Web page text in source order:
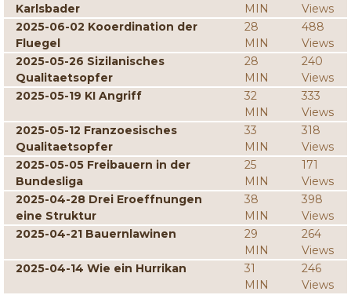
Karlsbader
MIN
Views
2025-06-02 Kooerdination der
Fluegel
28
MIN
488
Views
2025-05-26 Sizilanisches
Qualitaetsopfer
28
MIN
240
Views
2025-05-19 KI Angriff
32
MIN
333
Views
2025-05-12 Franzoesisches
Qualitaetsopfer
33
MIN
318
Views
2025-05-05 Freibauern in der
Bundesliga
25
MIN
171
Views
2025-04-28 Drei Eroeffnungen
eine Struktur
38
MIN
398
Views
2025-04-21 Bauernlawinen
29
MIN
264
Views
2025-04-14 Wie ein Hurrikan
31
MIN
246
Views